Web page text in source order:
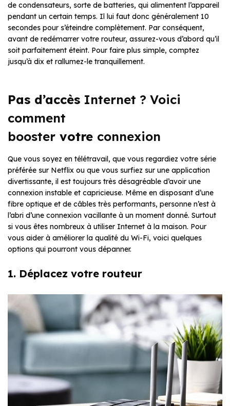
de condensateurs, sorte de batteries, qui alimentent l’appareil
pendant un certain temps. Il lui faut donc généralement 10
secondes pour s’éteindre complètement. Par conséquent,
avant de redémarrer votre routeur, assurez-vous d’abord qu’il
soit parfaitement éteint. Pour faire plus simple, comptez
jusqu’à dix et rallumez-le tranquillement.
Pas d’accès Internet ? Voici
comment
booster votre connexion
Que vous soyez en télétravail, que vous regardiez votre série
préférée sur Netflix ou que vous surfiez sur une application
divertissante, il est toujours très désagréable d’avoir une
connexion instable et capricieuse. Même en disposant d’une
fibre optique et de câbles très performants, personne n’est à
l’abri d’une connexion vacillante à un moment donné. Surtout
si vous êtes nombreux à utiliser Internet à la maison. Pour
vous aider à améliorer la qualité du Wi-Fi, voici quelques
options qui pourront vous dépanner.
1. Déplacez votre routeur